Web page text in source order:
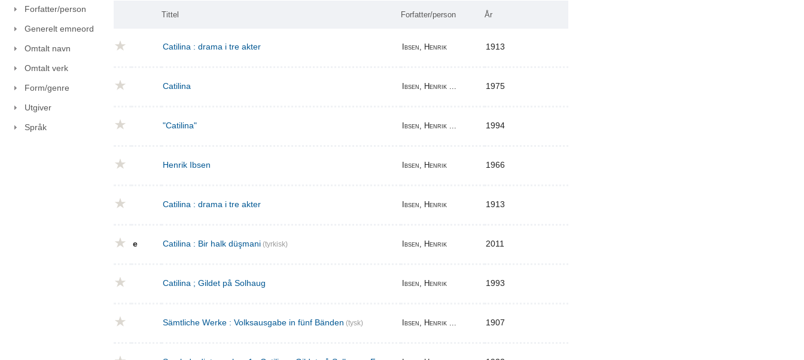
Forfatter/person
Generelt emneord
Omtalt navn
Omtalt verk
Form/genre
Utgiver
Språk
Tittel Forfatter/person År
Catilina : drama i tre akter Ibsen, Henrik 1913
Catilina Ibsen, Henrik ... 1975
"Catilina" Ibsen, Henrik ... 1994
Henrik Ibsen Ibsen, Henrik 1966
Catilina : drama i tre akter Ibsen, Henrik 1913
e Catilina : Bir halk düşmani (tyrkisk) Ibsen, Henrik 2011
Catilina ; Gildet på Solhaug Ibsen, Henrik 1993
Sämtliche Werke : Volksausgabe in fünf Bänden (tysk) Ibsen, Henrik ... 1907